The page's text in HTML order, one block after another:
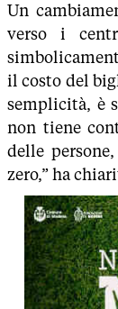
Un
verso i
il costo del
semplicità, è
non tiene
delle
zero,” ha